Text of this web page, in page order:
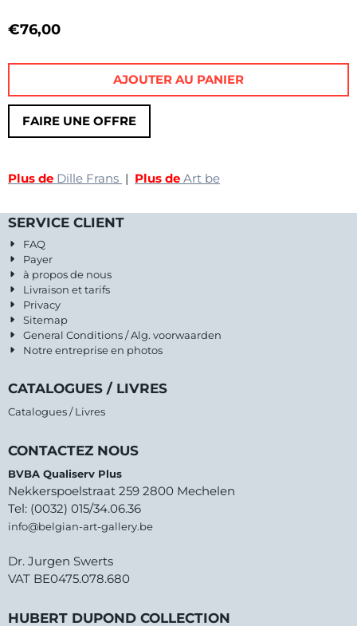
€76,00
FAIRE UNE OFFRE
AJOUTER AU PANIER
Plus de Dille Frans | Plus de Art be
SERVICE CLIENT
FAQ
Payer
à propos de nous
Livraison et tarifs
Privacy
Sitemap
General Conditions / Alg. voorwaarden
Notre entreprise en photos
CATALOGUES / LIVRES
Catalogues / Livres
CONTACTEZ NOUS
BVBA Qualiserv Plus
Nekkerspoelstraat 259 2800 Mechelen
Tel: (0032) 015/34.06.36
info@belgian-art-gallery.be
Dr. Jurgen Swerts
VAT BE0475.078.680
HUBERT DUPOND COLLECTION